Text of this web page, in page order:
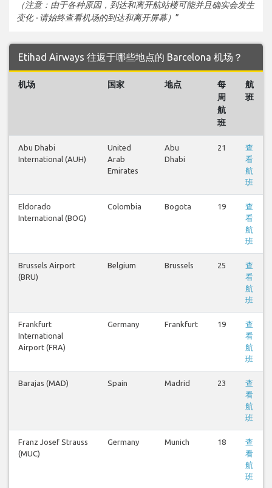
（注意：由于各种原因，到达和离开航站楼可能并且确实会发生
变化 - 请始终查看机场的到达和离开屏幕） ”
Etihad Airways 往返于哪些地点的 Barcelona 机场？
机场 国家 地点
每
周
航
班
航
班
Abu Dhabi
International (AUH)
United
Arab
Emirates
Abu
Dhabi
21
查
看
航
班
Eldorado
International (BOG)
Colombia Bogota 19
查
看
航
班
Brussels Airport
(BRU)
Belgium Brussels 25
查
看
航
班
Frankfurt
International
Airport (FRA)
Germany Frankfurt 19
查
看
航
班
Barajas (MAD) Spain Madrid 23
查
看
航
班
Franz Josef Strauss
(MUC)
Germany Munich 18
查
看
航
班